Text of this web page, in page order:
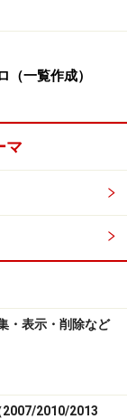
変数の「宣言｣
述するのでし
まで処理を繰
ウンタ変数は
、終了条件を
って、FileCopy
ロは下図のよう
ルのファイル
B2に入力され
ル名はA列の
（一覧作成）
マ
・表示・削除など
2007/2010/2013